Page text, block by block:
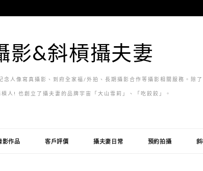
影&斜槓攝夫妻
人像寫真攝影、到府全家福/外拍、長期攝影合作等攝影相關服務。除
人! 也創立了攝夫妻的品牌宇宙「大山雪莉」、「吃餃餃」。
影作品 客戶評價 攝夫妻日常 預約拍攝